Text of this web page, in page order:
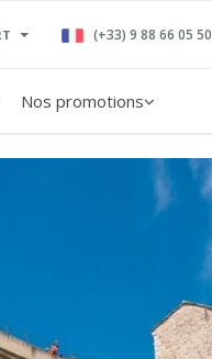
(+33) 9 88 66 05 50
Nos promotions